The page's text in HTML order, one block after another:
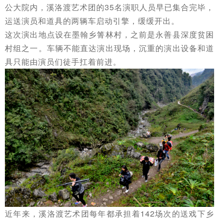
公大院内，溪洛渡艺术团的35名演职人员早已集合完毕，
运送演员和道具的两辆车启动引擎，缓缓开出。
这次演出地点设在墨翰乡箐林村，之前是永善县深度贫困
村组之一。车辆不能直达演出现场，沉重的演出设备和道
具只能由演员们徒手扛着前进。
近年来，溪洛渡艺术团每年都承担着142场次的送戏下乡